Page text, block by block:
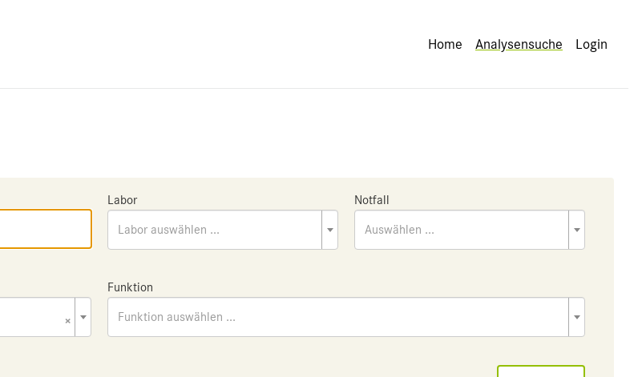
Home Analysensuche Login
Labor
Labor auswählen ...
Notfall
Auswählen ...
×
Funktion
Funktion auswählen ...